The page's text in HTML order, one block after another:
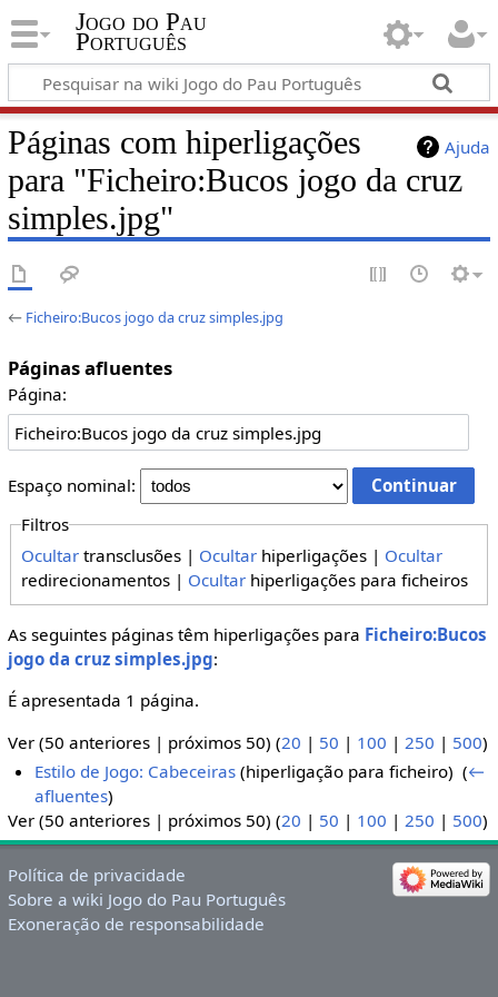
Jogo do Pau
Português
Ajuda
Páginas com hiperligações
para "Ficheiro:Bucos jogo da cruz
simples.jpg"
← Ficheiro:Bucos jogo da cruz simples.jpg
Páginas afluentes
Página:
Espaço nominal:
Filtros
Ocultar transclusões | Ocultar hiperligações | Ocultar
redirecionamentos | Ocultar hiperligações para ficheiros
As seguintes páginas têm hiperligações para Ficheiro:Bucos
jogo da cruz simples.jpg:
É apresentada 1 página.
Ver (50 anteriores | próximos 50) (20 | 50 | 100 | 250 | 500)
Estilo de Jogo: Cabeceiras (hiperligação para ficheiro) ‎(←
afluentes)
Ver (50 anteriores | próximos 50) (20 | 50 | 100 | 250 | 500)
Política de privacidade
Sobre a wiki Jogo do Pau Português
Exoneração de responsabilidade